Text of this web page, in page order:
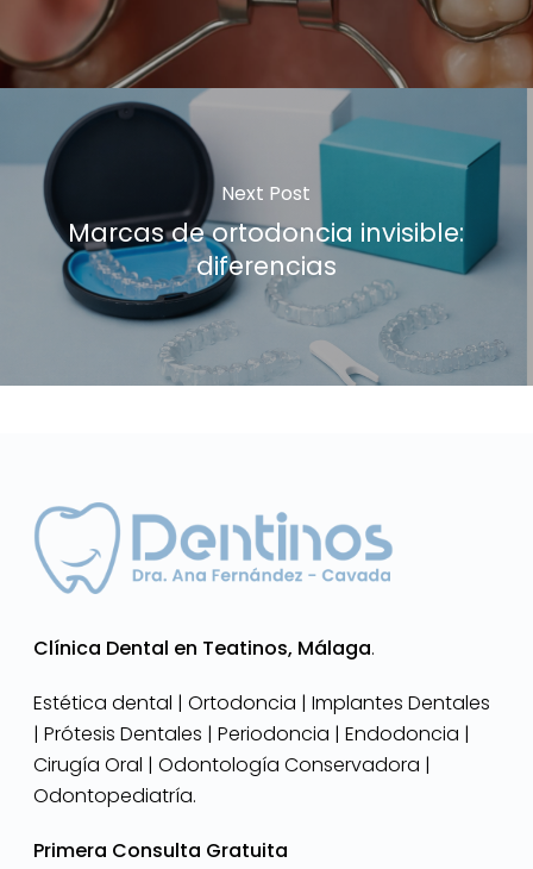
Next Post
Marcas de ortodoncia invisible:
diferencias
Clínica Dental en Teatinos, Málaga.
Estética dental | Ortodoncia | Implantes Dentales
| Prótesis Dentales | Periodoncia | Endodoncia |
Cirugía Oral | Odontología Conservadora |
Odontopediatría.
Primera Consulta Gratuita